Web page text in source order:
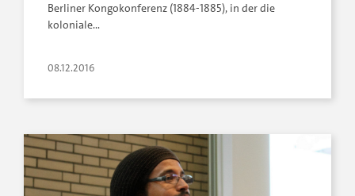
Berliner Kongokonferenz (1884-1885), in der die
koloniale…
08.12.2016